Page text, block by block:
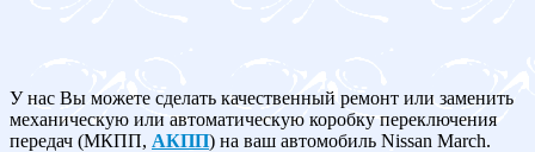
У нас Вы можете сделать качественный ремонт или заменить
механическую или автоматическую коробку переключения
передач (МКПП, АКПП) на ваш автомобиль Nissan March.